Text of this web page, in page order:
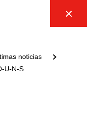
noticias
U-N-S